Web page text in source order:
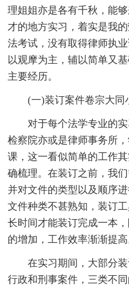
理姐姐亦是各有千秋，能
才的地方实习，着实是我
法考试，没有取得律师执
以观摩为主，辅以简单又
主要经历。
(一)装订案件卷宗大同
对于每个法学专业的实
检察院亦或是律师事务所
课，这一看似简单的工作
确梳理。在装订之前，我
并对文件的类型以及顺序
文件种类不甚熟知，装订
长时间才能装订完成一本
的增加，工作效率渐渐提高
在实习期间，大部分装
行政和刑事案件，三类不